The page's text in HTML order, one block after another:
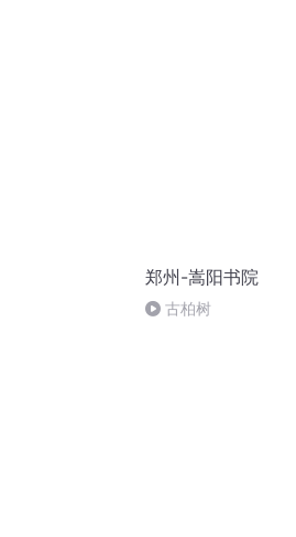
郑州-嵩阳书院
古柏树